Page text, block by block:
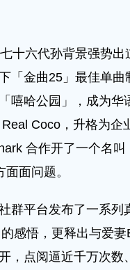
六代孙背景强势出
「金曲25」最佳单
嘻哈公园」，成为华
Coco，升格为企
合作开了一个名叫
面问题。
平台发布了一系列
感悟，更释出与爱
，点阅逼近千万次数